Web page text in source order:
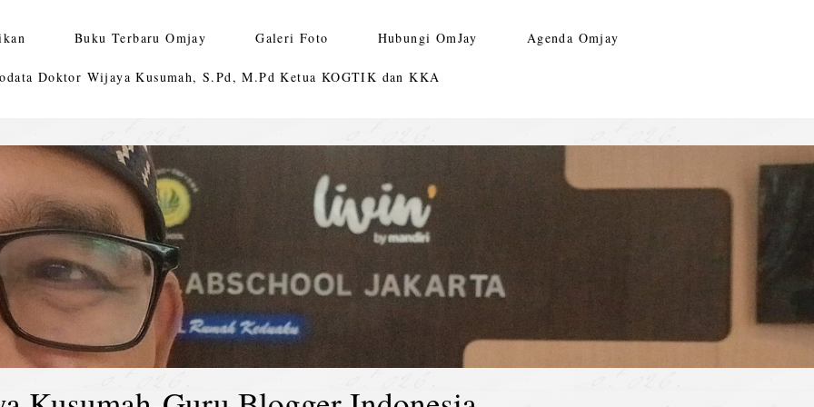
Buku Terbaru Omjay Galeri Foto Hubungi OmJay Agenda Omjay
Doktor Wijaya Kusumah, S.Pd, M.Pd Ketua KOGTIK dan KKA